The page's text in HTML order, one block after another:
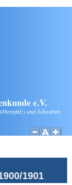
e.V.
und Schwaben
1901